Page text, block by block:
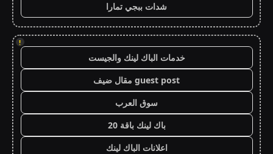
شدات ببجي تمارا
!
خدمات الباك لينك والجيست
guest post مقال ضيف
سوق العرب
باك لينك باقة 20
اعلانات الباك لينك